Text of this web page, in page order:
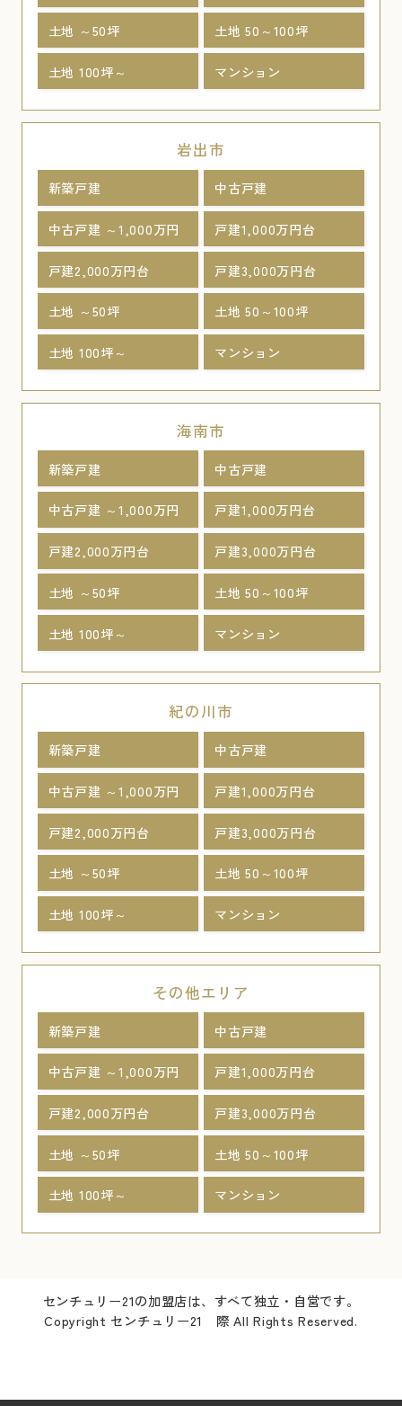
土地 ～50坪 土地 50～100坪
土地 100坪～ マンション
岩出市
新築戸建 中古戸建
中古戸建 ～1,000万円 戸建1,000万円台
戸建2,000万円台 戸建3,000万円台
土地 ～50坪 土地 50～100坪
土地 100坪～ マンション
海南市
新築戸建 中古戸建
中古戸建 ～1,000万円 戸建1,000万円台
戸建2,000万円台 戸建3,000万円台
土地 ～50坪 土地 50～100坪
土地 100坪～ マンション
紀の川市
新築戸建 中古戸建
中古戸建 ～1,000万円 戸建1,000万円台
戸建2,000万円台 戸建3,000万円台
土地 ～50坪 土地 50～100坪
土地 100坪～ マンション
その他エリア
新築戸建 中古戸建
中古戸建 ～1,000万円 戸建1,000万円台
戸建2,000万円台 戸建3,000万円台
土地 ～50坪 土地 50～100坪
土地 100坪～ マンション
センチュリー21の加盟店は、すべて独立・自営です。
Copyright センチュリー21 際 All Rights Reserved.